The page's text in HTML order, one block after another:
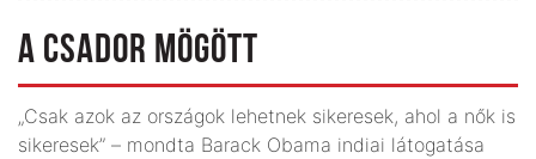
A CSADOR MÖGÖTT
„Csak azok az országok lehetnek sikeresek, ahol a nők is
sikeresek” – mondta Barack Obama indiai látoga­tása